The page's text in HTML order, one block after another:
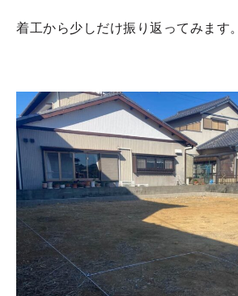
着工から少しだけ振り返ってみます。